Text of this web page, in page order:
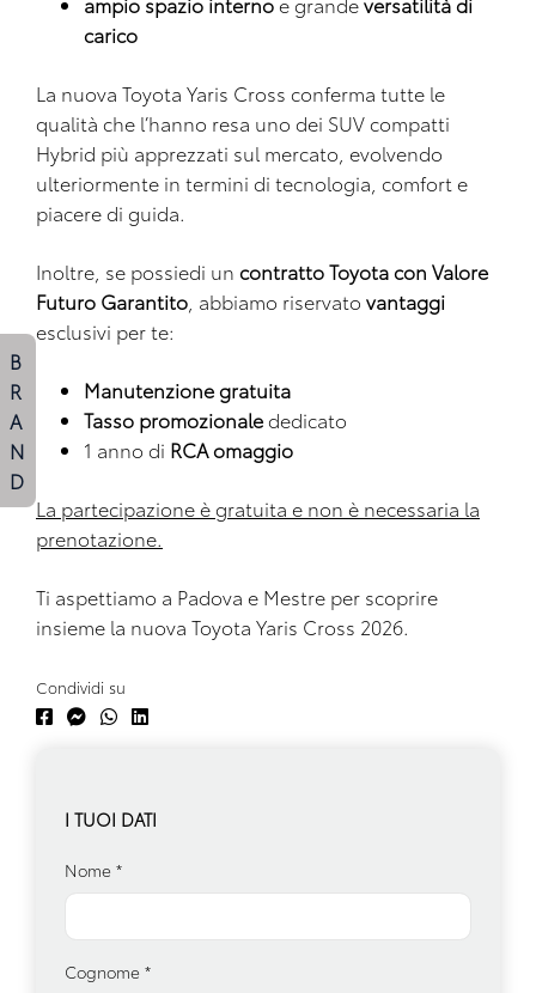
carico
La nuova Toyota Yaris Cross conferma tutte le
qualità che l’hanno resa uno dei SUV compatti
Hybrid più apprezzati sul mercato, evolvendo
ulteriormente in termini di tecnologia, comfort e
piacere di guida.
Inoltre, se possiedi un contratto Toyota con Valore
Futuro Garantito , abbiamo riservato vantaggi
esclusivi per te:
Manutenzione gratuita
Tasso promozionale dedicato
1 anno di RCA omaggio
La partecipazione è gratuita e non è necessaria la
prenotazione.
Ti aspettiamo a Padova e Mestre per scoprire
insieme la nuova Toyota Yaris Cross 2026.
Condividi su
I TUOI DATI
Nome *
Cognome *
B
R
A
N
D